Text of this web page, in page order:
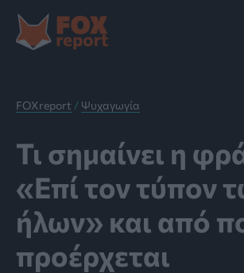
στο
περιεχόμενο
FOXreport / Ψυχαγωγία
Τι σημαίνει η
«Επί τον τύπον
ήλων» και από
προέρχεται